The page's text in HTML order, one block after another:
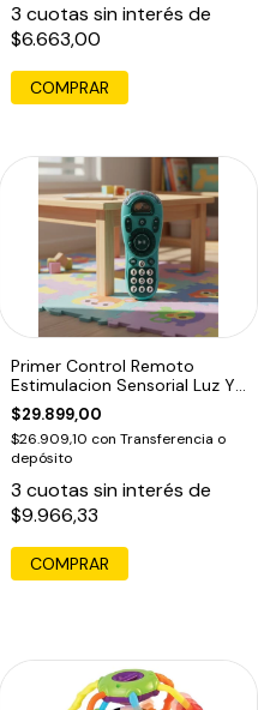
3 cuotas sin interés de
$6.663,00
Primer Control Remoto
Estimulacion Sensorial Luz Y
Sonido Azul
$29.899,00
$26.909,10 con Transferencia o
depósito
3 cuotas sin interés de
$9.966,33